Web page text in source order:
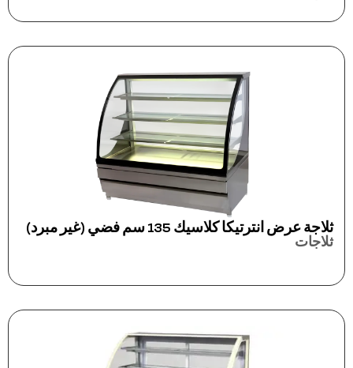
ثلاجة عرض انترتيكا كلاسيك 135 سم فضي (غير مبرد)
ثلاجات